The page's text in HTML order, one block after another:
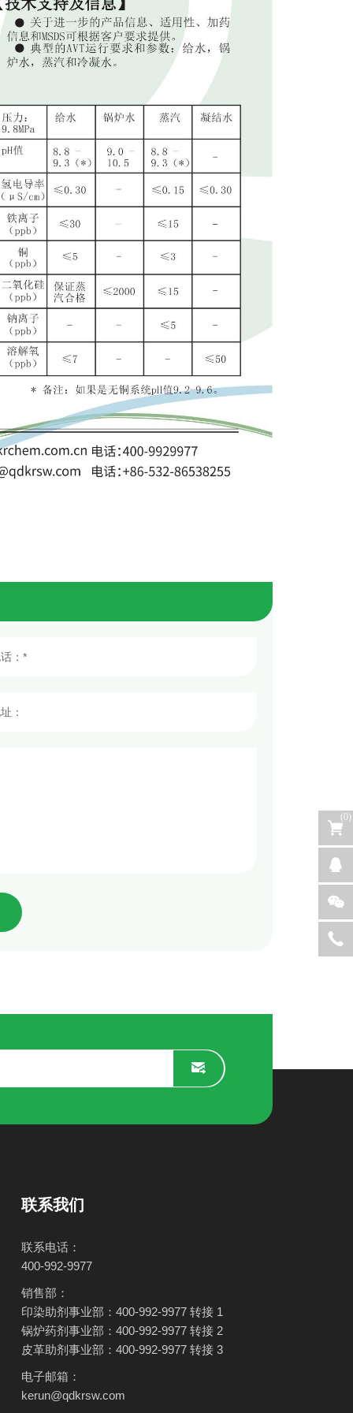
联系我们
联系电话：
400-992-9977
销售部：
印染助剂事业部：400-992-9977 转接 1
锅炉药剂事业部：400-992-9977 转接 2
皮革助剂事业部：400-992-9977 转接 3
电子邮箱：
kerun@qdkrsw.com
(0)